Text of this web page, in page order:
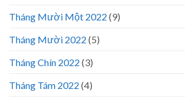
Tháng Mười Một 2022 (9)
Tháng Mười 2022 (5)
Tháng Chín 2022 (3)
Tháng Tám 2022 (4)